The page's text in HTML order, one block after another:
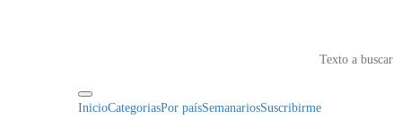
InicioCategoriasPor paísSemanariosSuscribirme